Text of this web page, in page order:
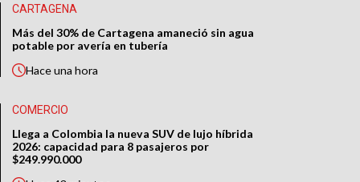
CARTAGENA
Más del 30% de Cartagena amaneció sin agua
potable por avería en tubería
Haceuna hora
COMERCIO
Llega a Colombia la nueva SUV de lujo híbrida
2026: capacidad para 8 pasajeros por
$249.990.000